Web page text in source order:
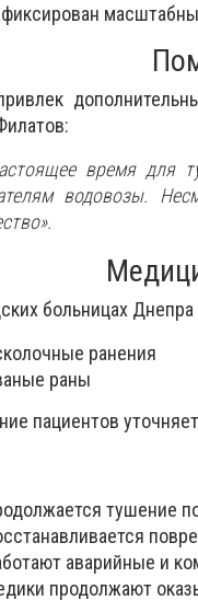
время для
водовозы.
больницах
ранения
раны
пациентов
тушение
аварийные и
продолжают